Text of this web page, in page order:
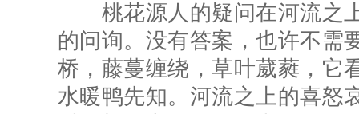
桃花源人的疑问在河流之
的问询。没有答案，也许不需
桥，藤蔓缠绕，草叶葳蕤，它
水暖鸭先知。河流之上的喜怒